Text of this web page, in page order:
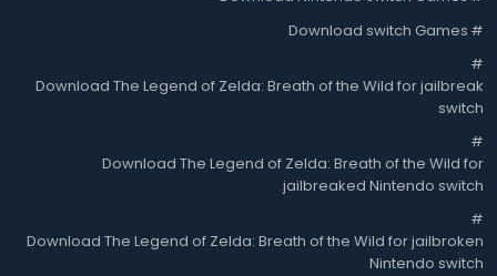
#
Download switch Games
#
Download The Legend of Zelda: Breath of the Wild for jailbreak
switch
#
Download The Legend of Zelda: Breath of the Wild for
jailbreaked Nintendo switch
#
Download The Legend of Zelda: Breath of the Wild for jailbroken
Nintendo switch